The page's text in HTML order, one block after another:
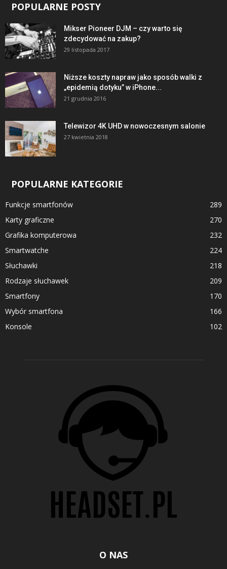
POPULARNE POSTY
Mikser Pioneer DJM – czy warto się
zdecydować na zakup?
29 listopada 2017
Niższe koszty napraw jako sposób walki z
„epidemią dotyku” w iPhone...
21 grudnia 2016
Telewizor 4K UHD w nowoczesnym salonie
27 kwietnia 2018
POPULARNE KATEGORIE
Funkcje smartfonów
289
Karty graficzne
270
Grafika komputerowa
232
Smartwatche
224
Słuchawki
218
Rodzaje słuchawek
209
Smartfony
170
Wybór smartfona
166
Konsole
102
O NAS